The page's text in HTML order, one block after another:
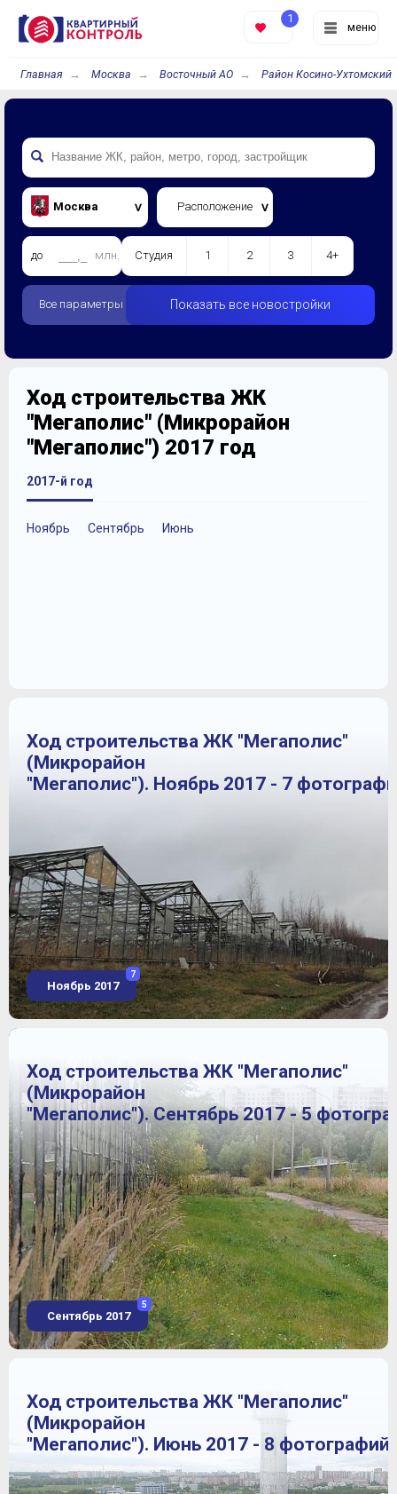
меню
1
Главная Москва Восточный АО Район Косино-Ухтомский
Москва Расположение
до млн. Студия 1 2 3 4+
Все параметры Показать все новостройки
Ход строительства ЖК
"Мегаполис" (Микрорайон
"Мегаполис") 2017 год
2017-й год
Ноябрь Сентябрь Июнь
Ход строительства ЖК "Мегаполис"
(Микрорайон
"Мегаполис"). Ноябрь 2017 - 7
Ноябрь 2017
7
Ход строительства ЖК "Мегаполис"
(Микрорайон
"Мегаполис"). Сентябрь 2017 - 5
Сентябрь 2017
5
Ход строительства ЖК "Мегаполис"
(Микрорайон
"Мегаполис"). Июнь 2017 - 8 фотографий